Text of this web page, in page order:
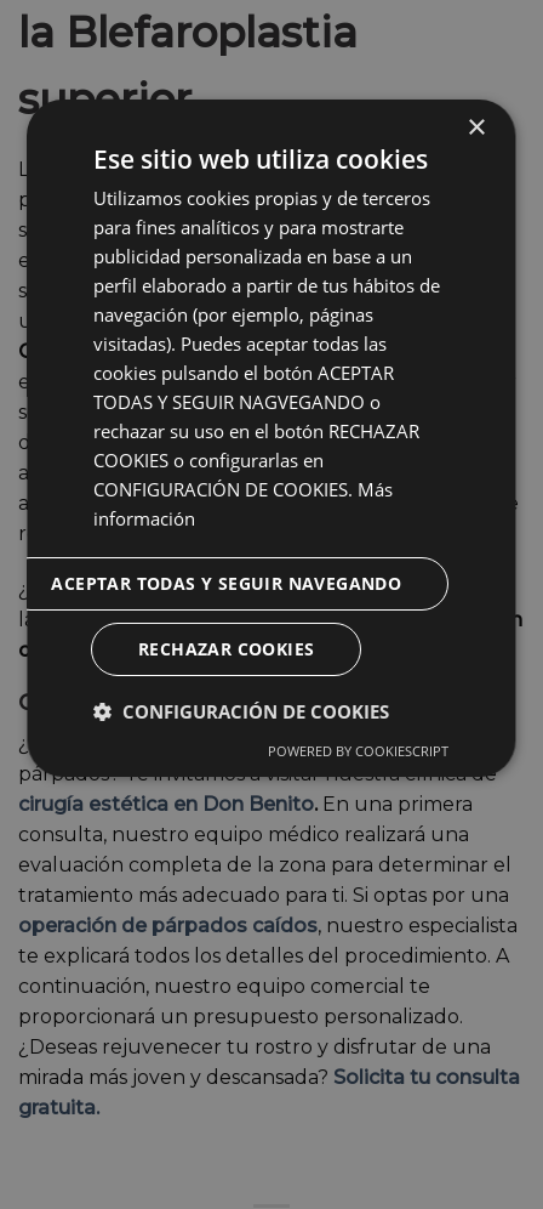
la Blefaroplastia
superior
La blefaroplastia superior es una cirugía que
persigue la mejora estética de los párpados
superiores. El objetivo de esta intervención es
eliminar el exceso de grasa y piel en los párpados
superiores, logrando así una mirada más despejada,
un rostro más joven y sin signos de fatiga. En
CLIMEQcontamos con una amplia experiencia en
este procedimiento. Nuestra blefaroplastia superior
se lleva a cabo en nuestros propios quirófanos, y su
duración oscila entre 30 minutos y una hora. Se
aplica anestesia local, y es un procedimiento
ambulatorio, lo que significa que el paciente puede
regresar a casa el mismo día de la cirugía.
¿Deseas obtener más información sobre el costo de
la
blefaroplastia superioren CLIMEQ?
¡No dudes en
contactarnos!
Operación párpados caídos en Don Benito
¿Estás considerando someterte a una operación de
párpados? Te invitamos a visitar nuestra clínica de
cirugía estética en Don Benito. En una primera
consulta, nuestro equipo médico realizará una
evaluación completa de la zona para determinar el
tratamiento más adecuado para ti. Si optas por una
operación de párpados caídos, nuestro especialista
te explicará todos los detalles del procedimiento. A
continuación, nuestro equipo comercial te
proporcionará un presupuesto personalizado.
¿Deseas rejuvenecer tu rostro y disfrutar de una
mirada más joven y descansada? Solicita tu consulta
gratuita.
×
Ese sitio web utiliza cookies
Utilizamos cookies propias y de terceros
para fines analíticos y para mostrarte
publicidad personalizada en base a un
perfil elaborado a partir de tus hábitos de
navegación (por ejemplo, páginas
visitadas). Puedes aceptar todas las
cookies pulsando el botón ACEPTAR
TODAS Y SEGUIR NAGVEGANDO o
rechazar su uso en el botón RECHAZAR
COOKIES o configurarlas en
CONFIGURACIÓN DE COOKIES. Más
información
ACEPTAR TODAS Y SEGUIR NAVEGANDO
RECHAZAR COOKIES
CONFIGURACIÓN DE COOKIES
POWERED BY COOKIESCRIPT